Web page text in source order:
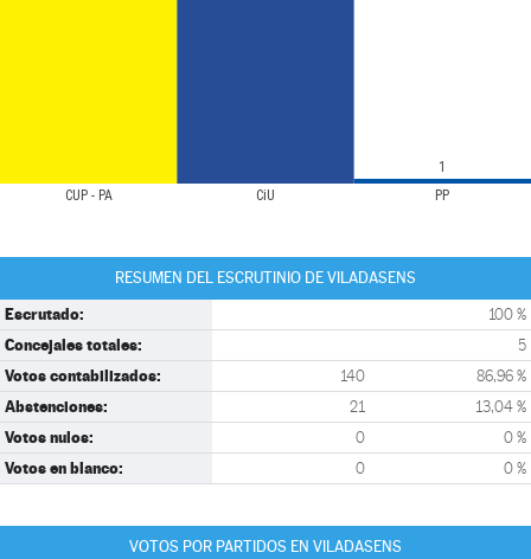
CUP - PA CiU PP
1
RESUMEN DEL ESCRUTINIO DE VILADASENS
Escrutado: 100 %
Concejales totales: 5
Votos contabilizados: 140 86,96 %
Abstenciones: 21 13,04 %
Votos nulos: 0 0 %
Votos en blanco: 0 0 %
VOTOS POR PARTIDOS EN VILADASENS